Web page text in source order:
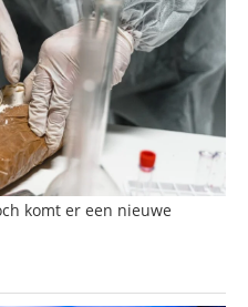
komt er een nieuwe